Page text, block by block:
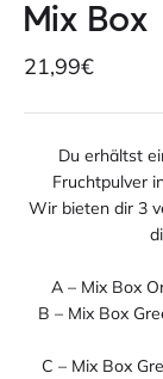
Mix Box
Angebot
21,99€
Du erhältst
Fruchtpulver
Wir bieten dir 3
A – Mix Box
B – Mix Box
C – Mix Box